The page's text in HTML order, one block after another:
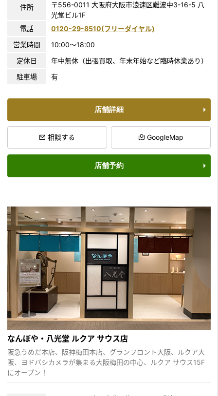
住所
〒556-0011 大阪府大阪市浪速区難波中3-16-5 八
光堂ビル1F
電話
0120-29-8510(フリーダイヤル)
営業時間
10:00〜18:00
定休日
年中無休（出張買取、年末年始など臨時休業あり）
駐車場
有
店舗詳細
相談する GoogleMap
店舗予約
なんぼや・八光堂 ルクア サウス店
阪急うめだ本店、阪神梅田本店、グランフロント大阪、ルクア大
阪、ヨドバシカメラが集まる大阪梅田の中心、ルクア サウス15F
にオープン！